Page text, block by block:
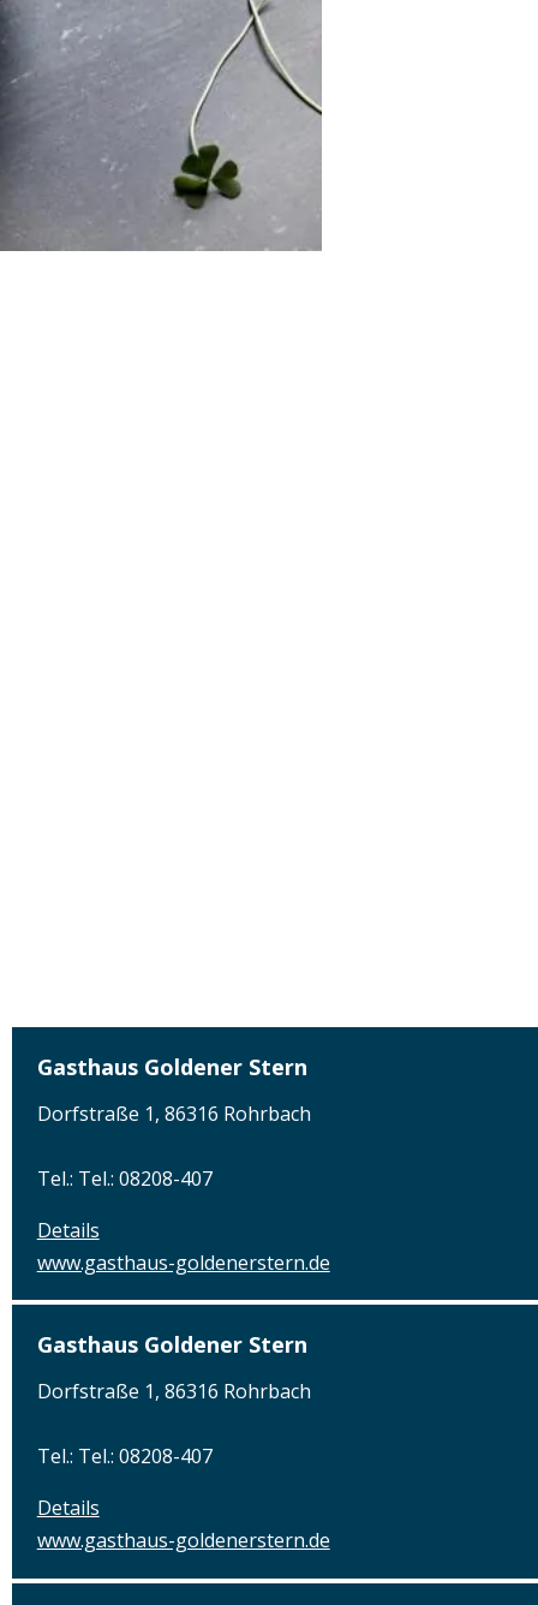
Gasthaus Goldener Stern
Dorfstraße 1, 86316 Rohrbach
Tel.: Tel.: 08208-407
Details
www.gasthaus-goldenerstern.de
Gasthaus Goldener Stern
Dorfstraße 1, 86316 Rohrbach
Tel.: Tel.: 08208-407
Details
www.gasthaus-goldenerstern.de